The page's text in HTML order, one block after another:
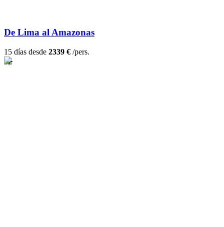
De Lima al Amazonas
15 días desde 2339 € /pers.